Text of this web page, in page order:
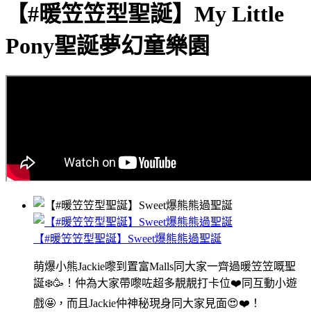
【#暖笠笠型聖誕】My Little
Pony聖誕夢幻童樂園
【#暖笠笠型聖誕】Sweet爆熊熊過聖誕
萌爆小熊Jackie嚟到置富Malls同大家一齊過暖笠笠嘅聖
誕❄️🥳！仲為大家帶嚟咗超多靚靚打卡位❤️同互動小遊
戲🤩，而且Jackie仲神秘現身同大家見面😍❤️！